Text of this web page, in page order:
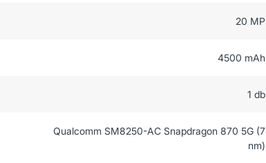
20 MP
4500 mAh
1 db
Qualcomm SM8250-AC Snapdragon 870 5G (7
nm)